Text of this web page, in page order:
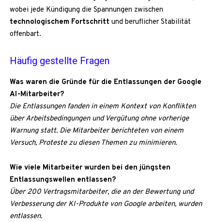
wobei jede Kündigung die Spannungen zwischen
technologischem Fortschritt und beruflicher Stabilität
offenbart.
Häufig gestellte Fragen
Was waren die Gründe für die Entlassungen der Google
AI-Mitarbeiter?
Die Entlassungen fanden in einem Kontext von Konflikten
über Arbeitsbedingungen und Vergütung ohne vorherige
Warnung statt. Die Mitarbeiter berichteten von einem
Versuch, Proteste zu diesen Themen zu minimieren.
Wie viele Mitarbeiter wurden bei den jüngsten
Entlassungswellen entlassen?
Über 200 Vertragsmitarbeiter, die an der Bewertung und
Verbesserung der KI-Produkte von Google arbeiten, wurden
entlassen.